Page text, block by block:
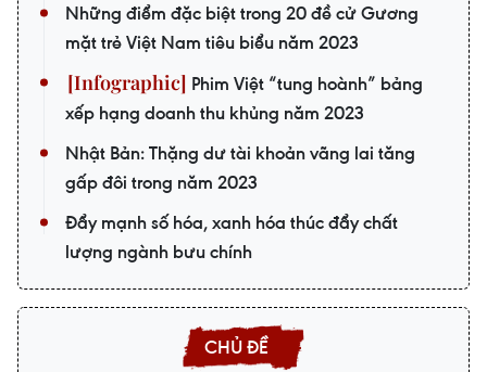
Những điểm đặc biệt trong 20 đề cử Gương
mặt trẻ Việt Nam tiêu biểu năm 2023
Phim Việt “tung hoành” bảng
xếp hạng doanh thu khủng năm 2023
Nhật Bản: Thặng dư tài khoản vãng lai tăng
gấp đôi trong năm 2023
Đẩy mạnh số hóa, xanh hóa thúc đẩy chất
lượng ngành bưu chính